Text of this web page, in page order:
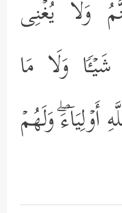
وَلَا یُغۡنِی
وَلَا مَا
أَوۡلِیَاۤءَۖ وَلَهُمۡ